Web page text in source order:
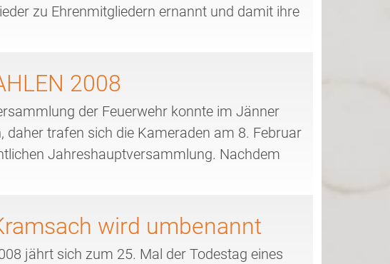
zu Ehrenmitgliedern ernannt und damit ihre
2008
der Feuerwehr konnte im Jänner
trafen sich die Kameraden am 8. Februar
Jahreshauptversammlung. Nachdem
wird umbenannt
jährt sich zum 25. Mal der Todestag eines